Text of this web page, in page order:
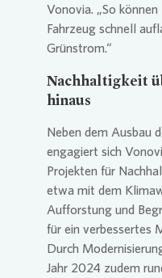
Vonovia. „So
Fahrzeug schnell
Grünstrom.“
Nachhaltigkeit
hinaus
Neben dem Ausbau
engagiert sich
Projekten für
etwa mit dem
Aufforstung und
für ein verbessertes
Durch
Jahr 2024 zudem